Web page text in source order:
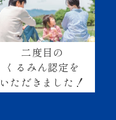
二度目の
くるみん認定を
いただきました！